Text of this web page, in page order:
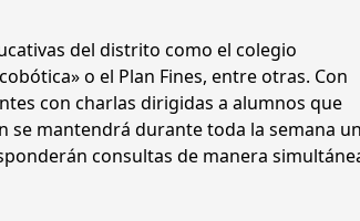
del distrito como el colegio
o el Plan Fines, entre otras. Con
con charlas dirigidas a alumnos que
se mantendrá durante toda la semana un
consultas de manera